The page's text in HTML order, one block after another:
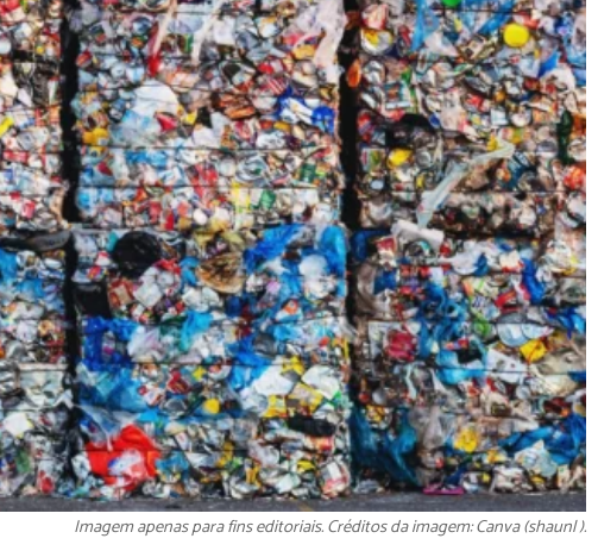
Imagem apenas para fins editoriais. Créditos da imagem: Canva (shaunl ).